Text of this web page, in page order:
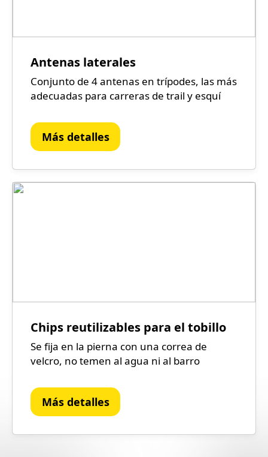
Antenas laterales
Conjunto de 4 antenas en trípodes, las más
adecuadas para carreras de trail y esquí
Más detalles
Chips reutilizables para el tobillo
Se fija en la pierna con una correa de
velcro, no temen al agua ni al barro
Más detalles